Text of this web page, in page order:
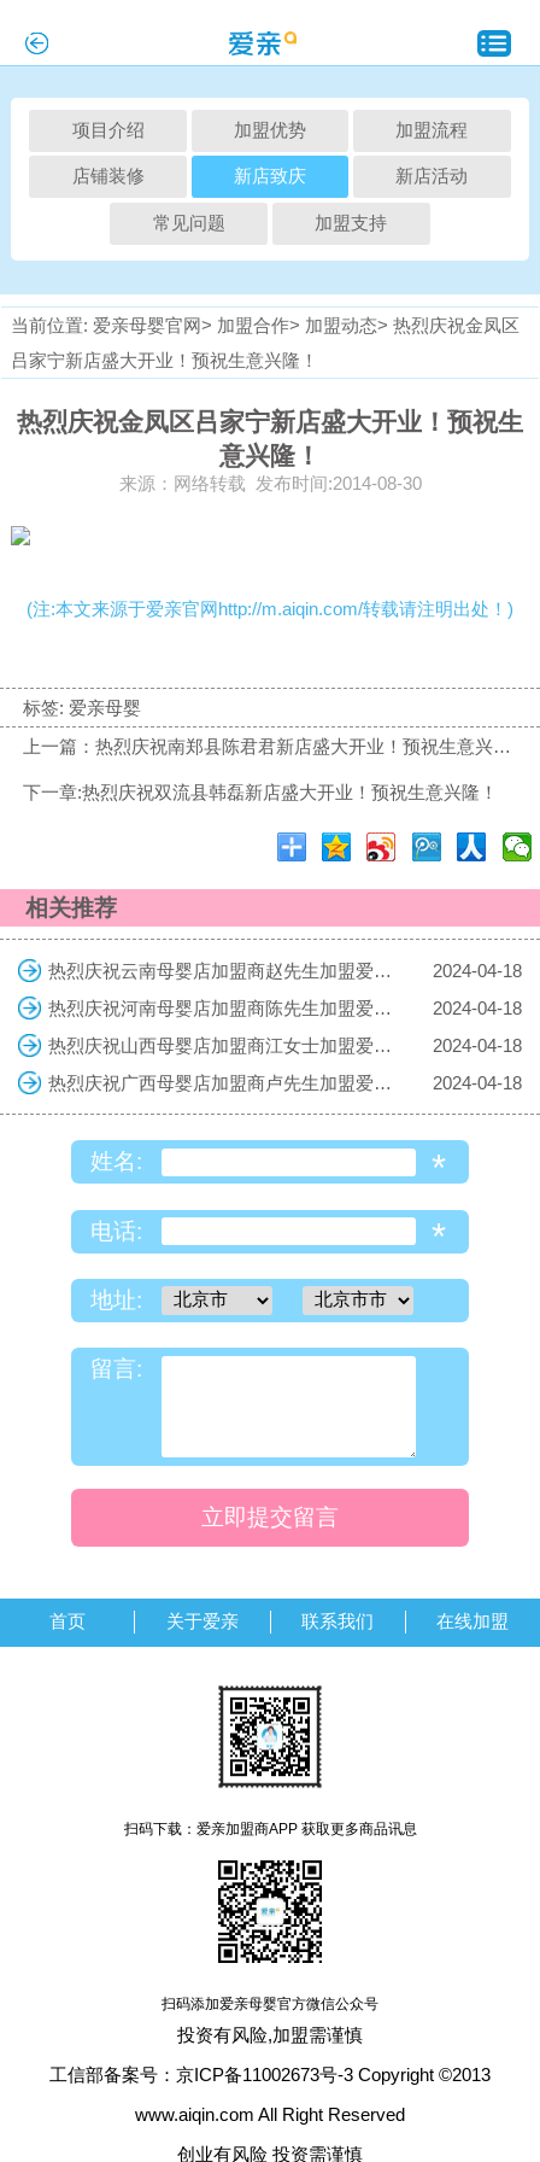
项目介绍 加盟优势 加盟流程
店铺装修 新店致庆 新店活动
常见问题 加盟支持
当前位置: 爱亲母婴官网> 加盟合作> 加盟动态> 热烈庆祝金凤区
吕家宁新店盛大开业！预祝生意兴隆！
热烈庆祝金凤区吕家宁新店盛大开业！预祝生
意兴隆！
来源：网络转载 发布时间:2014-08-30
(注:本文来源于爱亲官网http://m.aiqin.com/转载请注明出处！)
标签: 爱亲母婴
上一篇：热烈庆祝南郑县陈君君新店盛大开业！预祝生意兴隆！
下一章:热烈庆祝双流县韩磊新店盛大开业！预祝生意兴隆！
相关推荐
热烈庆祝云南母婴店加盟商赵先生加盟爱亲母婴！预祝生意兴隆！
2024-04-18
热烈庆祝河南母婴店加盟商陈先生加盟爱亲母婴！预祝生意兴隆！
2024-04-18
热烈庆祝山西母婴店加盟商江女士加盟爱亲母婴！预祝生意兴隆！
2024-04-18
热烈庆祝广西母婴店加盟商卢先生加盟爱亲母婴！预祝生意兴隆！
2024-04-18
姓名: *
电话: *
地址:
留言:
立即提交留言
首页 关于爱亲 联系我们 在线加盟
扫码下载：爱亲加盟商APP 获取更多商品讯息
扫码添加爱亲母婴官方微信公众号
投资有风险,加盟需谨慎
工信部备案号：京ICP备11002673号-3 Copyright ©2013
www.aiqin.com All Right Reserved
创业有风险 投资需谨慎